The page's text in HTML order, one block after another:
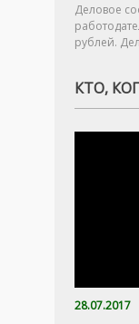
Деловое
рублей.
КТО,
28.07.2017